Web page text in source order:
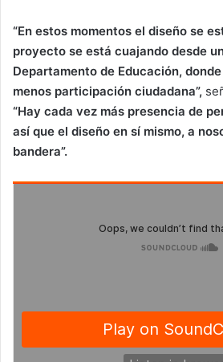
“En estos momentos el diseño se
proyecto se está cuajando desde
Departamento de Educación,
menos participación ciudadana”,
“Hay cada vez más presencia de
así que el diseño en sí mismo, a
bandera”.